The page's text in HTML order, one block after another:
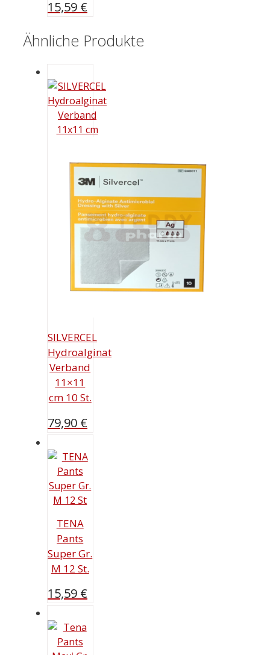
15,59 €
Ähnliche Produkte
SILVERCEL
Hydroalginat
Verband
11×11
cm 10 St.
79,90 €
TENA
Pants
Super Gr.
M 12 St.
15,59 €